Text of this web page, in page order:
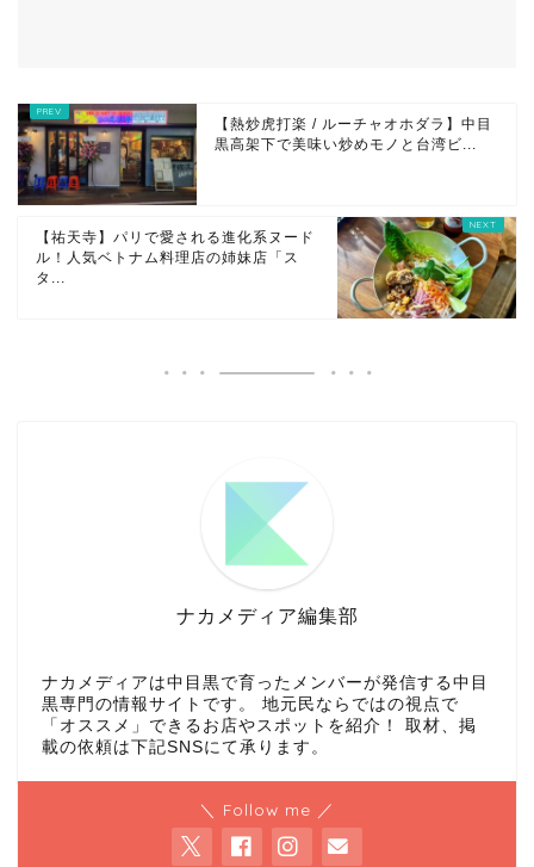
【熱炒虎打楽 / ルーチャオホダラ】中目
黒高架下で美味い炒めモノと台湾ビ...
【祐天寺】パリで愛される進化系ヌード
ル！人気ベトナム料理店の姉妹店「ス
タ...
ナカメディア編集部
ナカメディアは中目黒で育ったメンバーが発信する中目
黒専門の情報サイトです。 地元民ならではの視点で
「オススメ」できるお店やスポットを紹介！ 取材、掲
載の依頼は下記SNSにて承ります。
＼ Follow me ／